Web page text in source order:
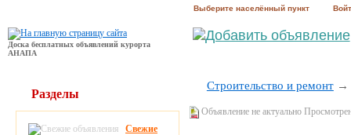
Выберите населённый пункт
Доска бесплатных объявлений курорта
АНАПА
Строительство и ремонт→
Объявление не актуально
Разделы
Свежие